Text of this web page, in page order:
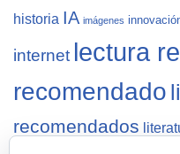
historia IA imágenes
internet lectura
recomendado
recomendados